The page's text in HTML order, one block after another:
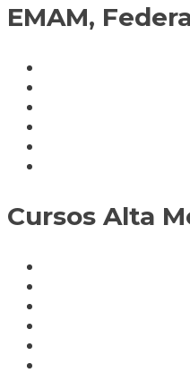
EMAM,
Cursos Alta